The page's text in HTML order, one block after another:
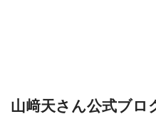
山﨑天さん公式ブロ